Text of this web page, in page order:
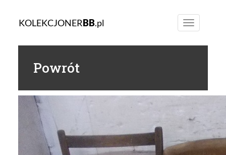
Toggle
navigation
KOLEKCJONERBB.pl
Powrót